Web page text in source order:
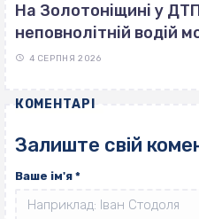
На Золотоніщині у
неповнолітній водій
4 СЕРПНЯ 2026
КОМЕНТАРІ
Залиште свій
Ваше ім'я *